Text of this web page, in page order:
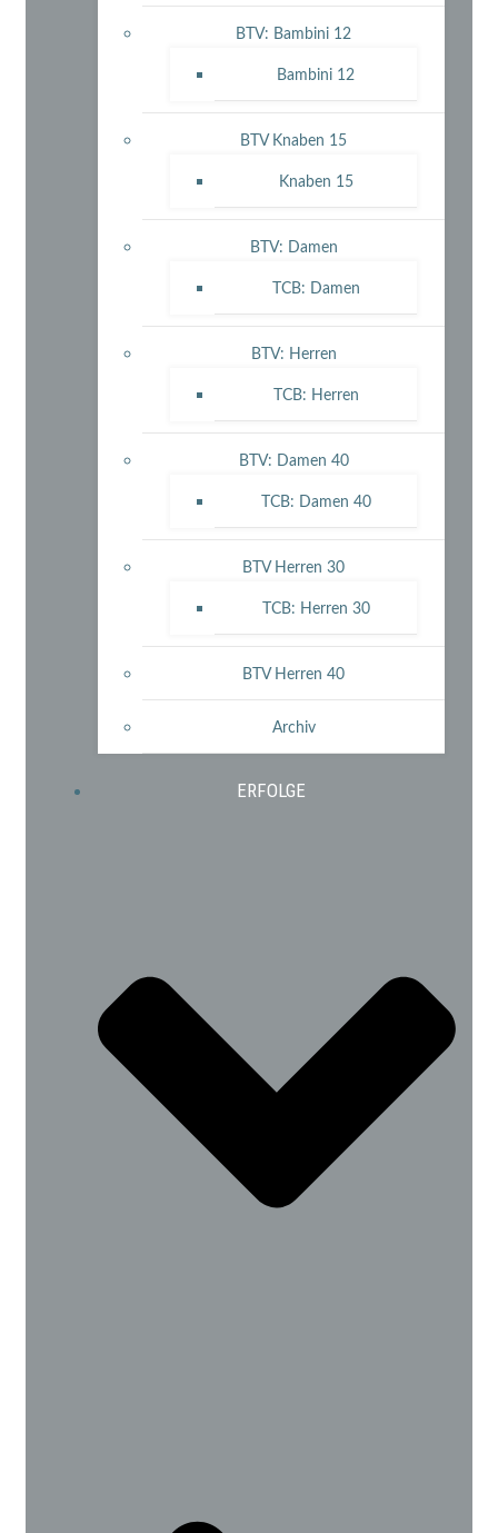
BTV: Bambini 12
Bambini 12
BTV Knaben 15
Knaben 15
BTV: Damen
TCB: Damen
BTV: Herren
TCB: Herren
BTV: Damen 40
TCB: Damen 40
BTV Herren 30
TCB: Herren 30
BTV Herren 40
Archiv
ERFOLGE